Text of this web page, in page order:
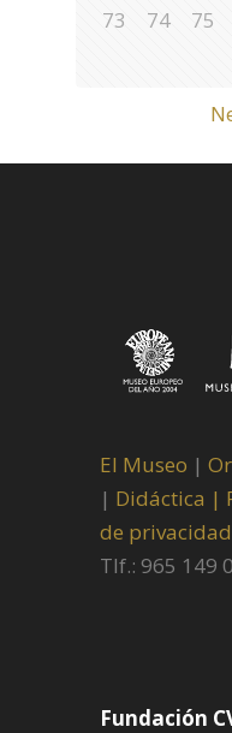
73
74 75
El Museo |
| Didáctica |
de privacidad
Tlf.: 965 149
Fundación